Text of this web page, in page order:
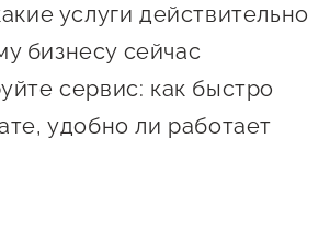
поддержка
и
услуги действительно
бизнесу сейчас
сервис: как быстро
удобно ли работает